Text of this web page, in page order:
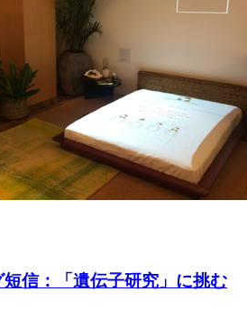
信：「遺伝子研究」に挑む